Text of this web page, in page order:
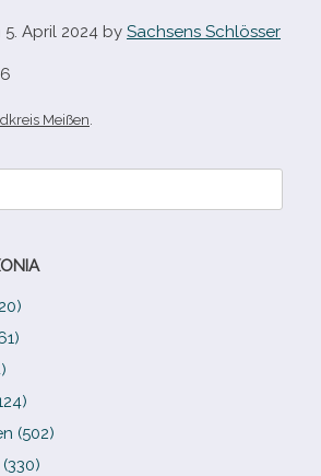
April 2024 by Sachsens Schlösser
Meißen
(502)